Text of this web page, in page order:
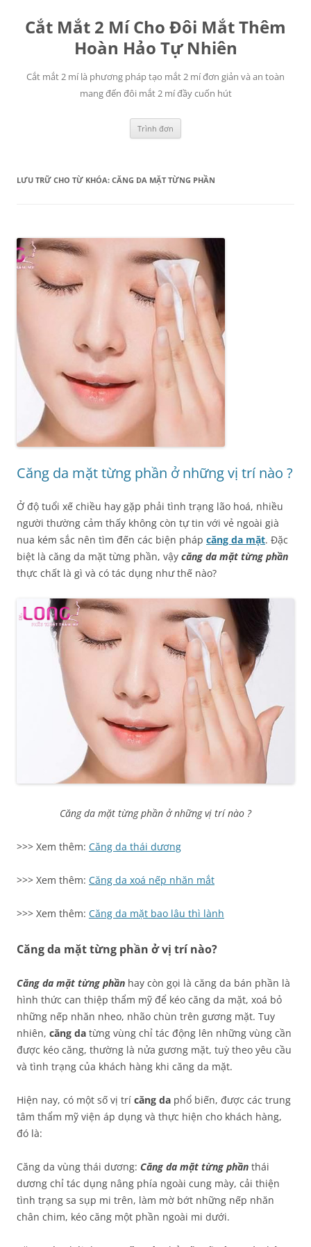
nội
dung
Cắt Mắt 2 Mí Cho Đôi Mắt Thêm
Hoàn Hảo Tự Nhiên
Cắt mắt 2 mí là phương pháp tạo mắt 2 mí đơn giản và an toàn
mang đến đôi mắt 2 mí đầy cuốn hút
Trình đơn
LƯU TRỮ CHO TỪ KHÓA: CĂNG DA MẶT TỪNG PHẦN
Căng da mặt từng phần ở những vị trí nào ?
Ở độ tuổi xế chiều hay gặp phải tình trạng lão hoá, nhiều
người thường cảm thấy không còn tự tin với vẻ ngoài già
nua kém sắc nên tìm đến các biện pháp căng da mặt. Đặc
biệt là căng da mặt từng phần, vậy căng da mặt từng phần
thực chất là gì và có tác dụng như thế nào?
Căng da mặt từng phần ở những vị trí nào ?
>>> Xem thêm: Căng da thái dương
>>> Xem thêm: Căng da xoá nếp nhăn mắt
>>> Xem thêm: Căng da mặt bao lâu thì lành
Căng da mặt từng phần ở vị trí nào?
Căng da mặt từng phần hay còn gọi là căng da bán phần là
hình thức can thiệp thẩm mỹ để kéo căng da mặt, xoá bỏ
những nếp nhăn nheo, nhão chùn trên gương mặt. Tuy
nhiên, căng da từng vùng chỉ tác động lên những vùng cần
được kéo căng, thường là nửa gương mặt, tuỳ theo yêu cầu
và tình trạng của khách hàng khi căng da mặt.
Hiện nay, có một số vị trí căng da phổ biến, được các trung
tâm thẩm mỹ viện áp dụng và thực hiện cho khách hàng,
đó là:
Căng da vùng thái dương: Căng da mặt từng phần thái
dương chỉ tác dụng nâng phía ngoài cung mày, cải thiện
tình trạng sa sụp mi trên, làm mờ bớt những nếp nhăn
chân chim, kéo căng một phần ngoài mi dưới.